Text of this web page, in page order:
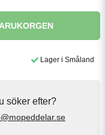
Lager i Småland
söker efter?